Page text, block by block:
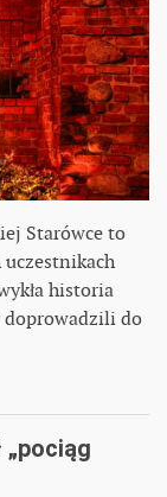
Starówce to
historia
doprowadzili do
„pociąg